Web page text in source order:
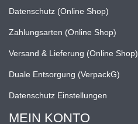
Datenschutz (Online Shop)
Zahlungsarten (Online Shop)
Versand & Lieferung (Online Shop)
Duale Entsorgung (VerpackG)
Datenschutz Einstellungen
MEIN KONTO